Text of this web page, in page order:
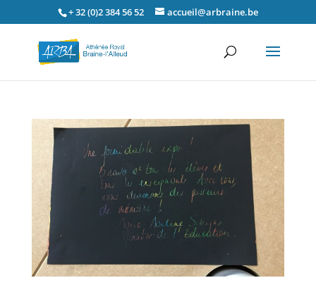
+ 32 (0)2 384 56 52 accueil@arbraine.be